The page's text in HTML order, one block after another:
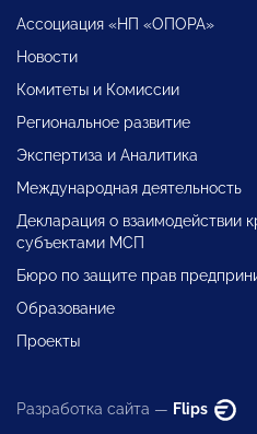
Ассоциация «НП «ОПОРА»
Новости
Комитеты и Комиссии
Региональное развитие
Экспертиза и Аналитика
Международная деятельность
Декларация о взаимодействии
субъектами МСП
Бюро по защите прав
Образование
Проекты
Разработка сайта — Flips